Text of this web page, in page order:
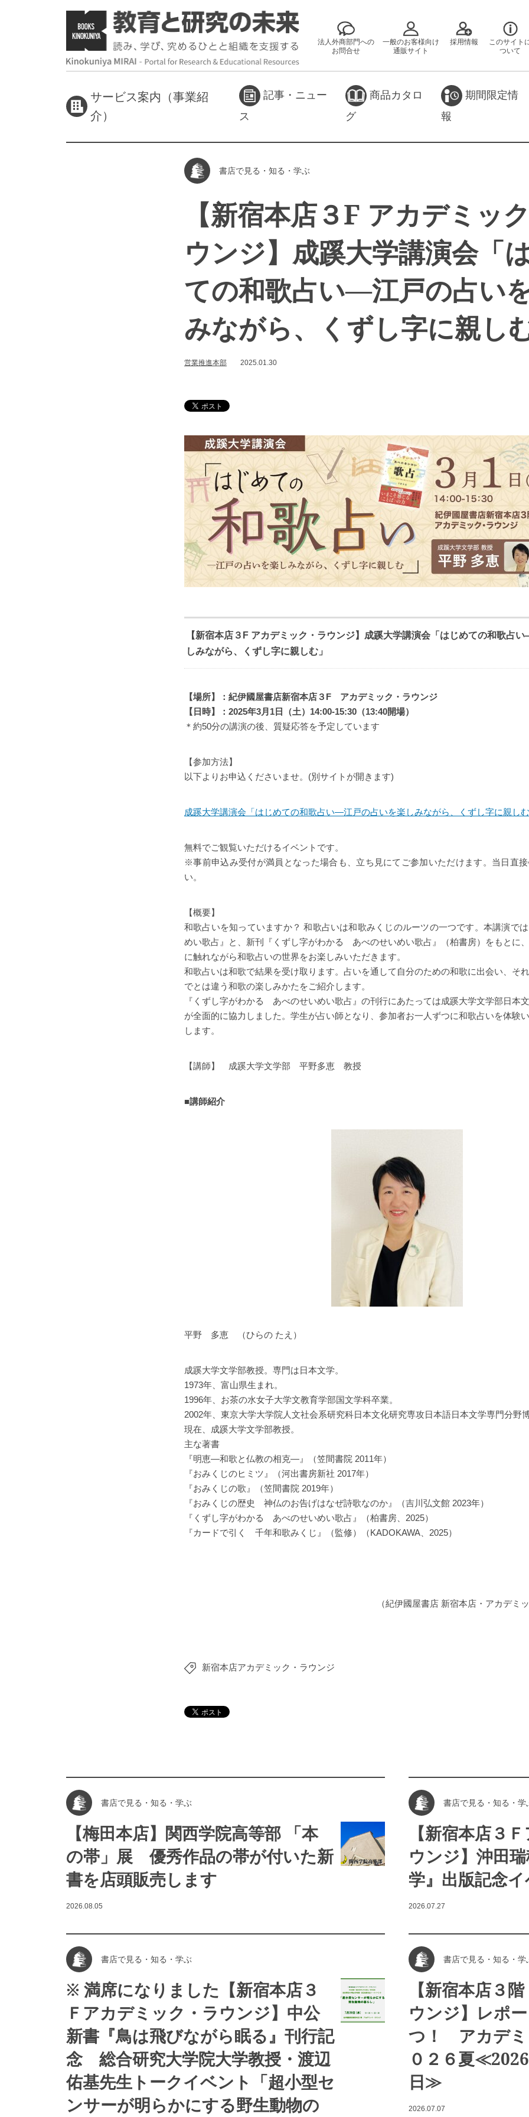
法人外商部門への
お問合せ
一般のお客様向け
通販サイト
採用情報
このサイト
ついて
サービス案内（事業紹
介）
記事・ニュー
ス
商品カタロ
グ
期間限定情
報
書店で見る・知る・学ぶ
【新宿本店３F アカデミッ
ウンジ】成蹊大学講演会「
ての和歌占い―江戸の占い
みながら、くずし字に親しむ
営業推進本部 2025.01.30
【新宿本店３F アカデミック・ラウンジ】成蹊大学講演会「はじめての和歌占
しみながら、くずし字に親しむ」
【場所】：紀伊國屋書店新宿本店３F アカデミック・ラウンジ
【日時】：2025年3月1日（土）14:00-15:30（13:40開場）
＊約50分の講演の後、質疑応答を予定しています
【参加方法】
以下よりお申込くださいませ。(別サイトが開きます)
成蹊大学講演会「はじめての和歌占い―江戸の占いを楽しみながら、くずし字に親し
無料でご観覧いただけるイベントです。
※事前申込み受付が満員となった場合も、立ち見にてご参加いただけます。当日直
い。
【概要】
和歌占いを知っていますか？ 和歌占いは和歌みくじのルーツの一つです。本講演で
めい歌占』と、新刊『くずし字がわかる あべのせいめい歌占』（柏書房）をもとに
に触れながら和歌占いの世界をお楽しみいただきます。
和歌占いは和歌で結果を受け取ります。占いを通して自分のための和歌に出会い、そ
でとは違う和歌の楽しみかたをご紹介します。
『くずし字がわかる あべのせいめい歌占』の刊行にあたっては成蹊大学文学部日本
が全面的に協力しました。学生が占い師となり、参加者お一人ずつに和歌占いを体験
します。
【講師】 成蹊大学文学部 平野多恵 教授
■講師紹介
平野 多恵 （ひらの たえ）
成蹊大学文学部教授。専門は日本文学。
1973年、富山県生まれ。
1996年、お茶の水女子大学文教育学部国文学科卒業。
2002年、東京大学大学院人文社会系研究科日本文化研究専攻日本語日本文学専門分野
現在、成蹊大学文学部教授。
主な著書
『明恵―和歌と仏教の相克―』（笠間書院 2011年）
『おみくじのヒミツ』（河出書房新社 2017年）
『おみくじの歌』（笠間書院 2019年）
『おみくじの歴史 神仏のお告げはなぜ詩歌なのか』（吉川弘文館 2023年）
『くずし字がわかる あべのせいめい歌占』（柏書房、2025）
『カードで引く 千年和歌みくじ』（監修）（KADOKAWA、2025）
（紀伊國屋書店 新宿本店・アカデミ
新宿本店アカデミック・ラウンジ
書店で見る・知る・学ぶ
【梅田本店】関西学院高等部 「本
の帯」展 優秀作品の帯が付いた新
書を店頭販売します
2026.08.05
書店で見る・知る・学
【新宿本店３
ウンジ】沖田
学』出版記念イ
2026.07.27
書店で見る・知る・学ぶ
※ 満席になりました【新宿本店３
Ｆアカデミック・ラウンジ】中公
新書『鳥は飛びながら眠る』刊行記
念 総合研究大学院大学教授・渡辺
佑基先生トークイベント「超小型セ
ンサーが明らかにする野生動物の
書店で見る・知る・学
【新宿本店３
ウンジ】レポ
つ！ アカデミ
０２６夏
日≫
2026.07.07